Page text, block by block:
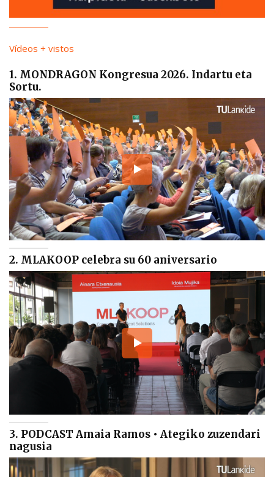
Vídeos + vistos
1. MONDRAGON Kongresua 2026. Indartu eta
Sortu.
2. MLAKOOP celebra su 60 aniversario
3. PODCAST Amaia Ramos • Ategiko zuzendari
nagusia